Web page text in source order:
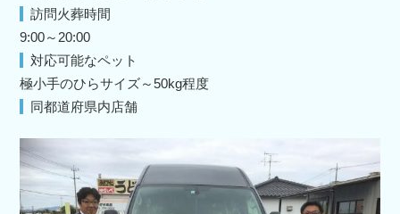
訪問火葬時間
9:00～20:00
対応可能なペット
極小手のひらサイズ～50kg程度
同都道府県内店舗